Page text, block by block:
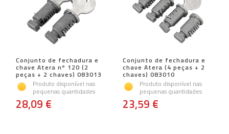
Conjunto de fechadura e
chave Atera nº 120 (2
peças + 2 chaves) 083013
Produto disponível nas
pequenas quantidades
28,09 €
Conjunto de fechadura e
chave Atera (4 peças + 2
chaves) 083010
Produto disponível nas
pequenas quantidades
23,59 €